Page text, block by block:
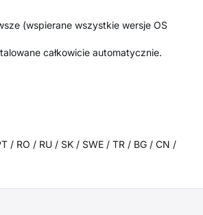
(wspierane wszystkie wersje OS
całkowicie automatycznie.
/ RO / RU / SK / SWE / TR / BG / CN /